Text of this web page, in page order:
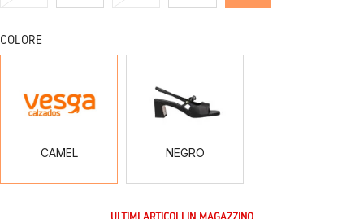
COLORE
CAMEL NEGRO
ULTIMI ARTICOLI IN MAGAZZINO